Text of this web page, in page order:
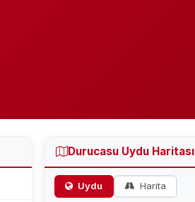
Durucasu Uydu Haritası
Uydu Harita